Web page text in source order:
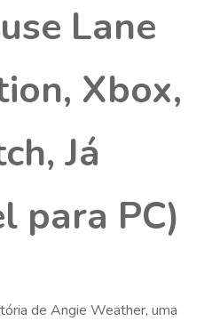
Lane
Xbox,
Já
para PC)
de Angie Weather, uma